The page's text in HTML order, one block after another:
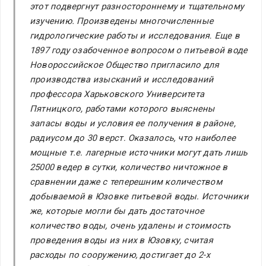
этот подвергнут разностороннему и тщательному
изучению. Произведены многочисленные
гидрологические работы и исследования. Еще в
1897 году озабоченное вопросом о питьевой воде
Новороссийское Общество пригласило для
производства изысканий и исследований
профессора Харьковского Университета
Пятницкого, работами которого выяснены
запасы воды и условия ее получения в районе,
радиусом до 30 верст. Оказалось, что наиболее
мощные т.е. лагерные источники могут дать лишь
25000 ведер в сутки, количество ничтожное в
сравнении даже с теперешним количеством
добываемой в Юзовке питьевой воды. Источники
же, которые могли бы дать достаточное
количество воды, очень удалены и стоимость
проведения воды из них в Юзовку, считая
расходы по сооружению, достигает до 2-х